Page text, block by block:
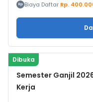
Biaya Daftar Rp.
Dibuka
Semester Ganjil
Kerja